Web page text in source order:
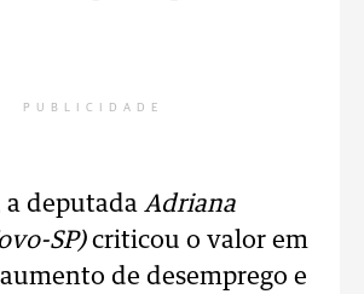
PUBLICIDADE
a deputada Adriana
SP)criticou o valor em
de desemprego e